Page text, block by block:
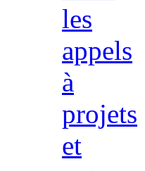
les
appels
à
projets
et